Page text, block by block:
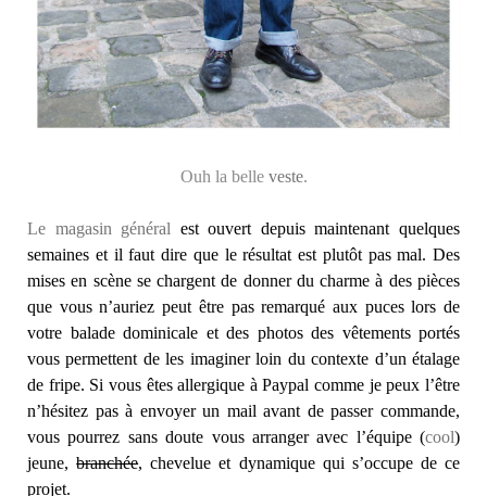
Ouh la belle veste.
Le magasin général est ouvert depuis maintenant quelques
semaines et il faut dire que le résultat est plutôt pas mal. Des
mises en scène se chargent de donner du charme à des pièces
que vous n’auriez peut être pas remarqué aux puces lors de
votre balade dominicale et des photos des vêtements portés
vous permettent de les imaginer loin du contexte d’un étalage
de fripe. Si vous êtes allergique à Paypal comme je peux l’être
n’hésitez pas à envoyer un mail avant de passer commande,
vous pourrez sans doute vous arranger avec l’équipe (cool)
jeune,branchée, chevelue et dynamique qui s’occupe de ce
projet.